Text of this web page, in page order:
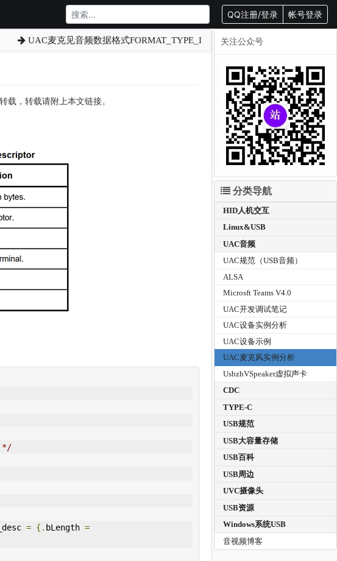
QQ注册/登录 帐号登录
UAC麦克见音频数据格式FORMAT_TYPE_I
，转载请附上本文链接。
*/
= {. bLength =
关注公众号
分类导航
HID人机交互
Linux&USB
UAC音频
UAC规范（USB音频）
ALSA
Microsft Teams V4.0
UAC开发调试笔记
UAC设备实例分析
UAC设备示例
UAC麦克风实例分析
UsbzhVSpeaker虚拟声卡
CDC
TYPE-C
USB规范
USB大容量存储
USB百科
USB周边
UVC摄像头
USB资源
Windows系统USB
音视频博客